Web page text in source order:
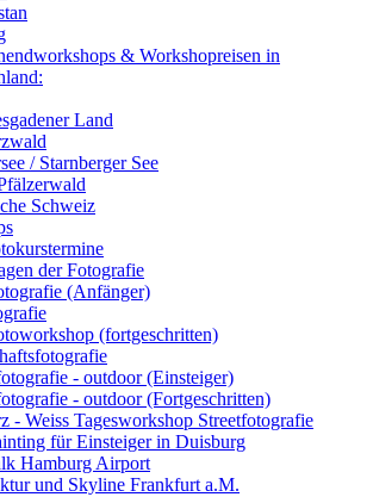
& Workshopreisen in
Land
/ Starnberger See
Schweiz
der Fotografie
(Anfänger)
(fortgeschritten)
- outdoor (Einsteiger)
- outdoor (Fortgeschritten)
- Weiss Tagesworkshop Streetfotografie
für Einsteiger in Duisburg
Hamburg Airport
und Skyline Frankfurt a.M.